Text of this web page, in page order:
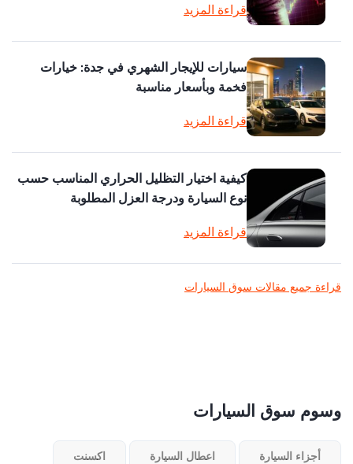
قراءة المزيد
سيارات للإيجار الشهري في جدة: خيارات
فخمة وبأسعار مناسبة
قراءة المزيد
كيفية اختيار التظليل الحراري المناسب حسب
نوع السيارة ودرجة العزل المطلوبة
قراءة المزيد
قراءة جميع مقالات سوق السيارات
وسوم سوق السيارات
أجزاء السيارة اعطال السيارة اكسنت